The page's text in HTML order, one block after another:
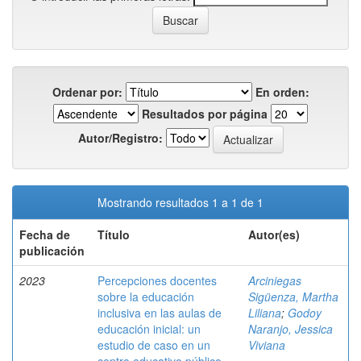
Ordenar por:
En orden:
Resultados por página
Autor/Registro:
Mostrando resultados 1 a 1 de 1
Fecha de
publicación
Título Autor(es)
2023
Percepciones docentes
sobre la educación
inclusiva en las aulas de
educación inicial: un
estudio de caso en un
Arciniegas
Sigüenza, Martha
Liliana; Godoy
Naranjo, Jessica
Viviana